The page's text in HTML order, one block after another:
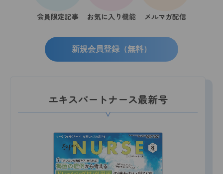
会員限定記事 お気に入り機能 メルマガ配信
新規会員登録（無料）
エキスパートナース最新号